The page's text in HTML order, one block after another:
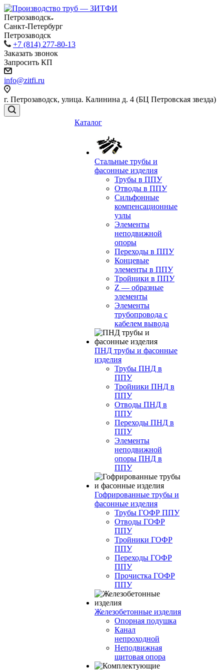
Петрозаводск
Санкт-Петербург
Петрозаводск
+7 (814) 277-80-13
Заказать звонок
Запросить КП
info@zitfi.ru
г. Петрозаводск, улица. Калинина д. 4 (БЦ Петровская звезда)
Каталог
Стальные трубы и
фасонные изделия
Трубы в ППУ
Отводы в ППУ
Сильфонные
компенсационные
узлы
Элементы
неподвижной
опоры
Переходы в ППУ
Концевые
элементы в ППУ
Тройники в ППУ
Z — образные
элементы
Элементы
трубопровода с
кабелем вывода
ПНД трубы и фасонные
изделия
Трубы ПНД в
ППУ
Тройники ПНД в
ППУ
Отводы ПНД в
ППУ
Переходы ПНД в
ППУ
Элементы
неподвижной
опоры ПНД в
ППУ
Гофрированные трубы и
фасонные изделия
Трубы ГОФР ППУ
Отводы ГОФР
ППУ
Тройники ГОФР
ППУ
Переходы ГОФР
ППУ
Прочистка ГОФР
ППУ
Железобетонные изделия
Опорная подушка
Канал
непроходной
Неподвижная
щитовая опора